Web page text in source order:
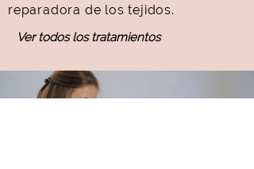
reparadora de los tejidos.
Ver todos los tratamientos